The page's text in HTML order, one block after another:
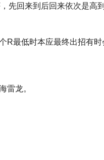
先回来到后回来依次是高到
低时本应最终出招有
雷龙。